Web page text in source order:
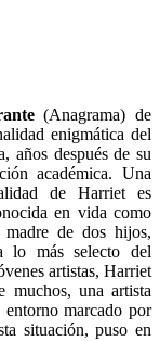
(Anagrama) de
enigmática del
años después de su
académica. Una
de Harriet es
en vida como
madre de dos hijos,
lo más selecto del
artistas, Harriet
muchos, una artista
marcado por
situación, puso en